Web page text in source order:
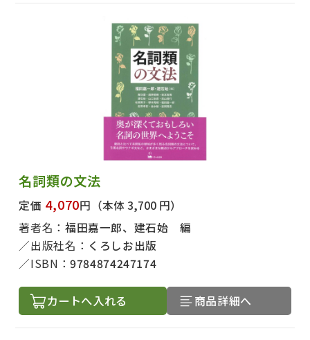
名詞類の文法
定価 4,070円 （本体 3,700 円）
著者名： 福田嘉一郎、建石始 編
出版社名： くろしお出版
ISBN：9784874247174
カートへ入れる 商品詳細へ